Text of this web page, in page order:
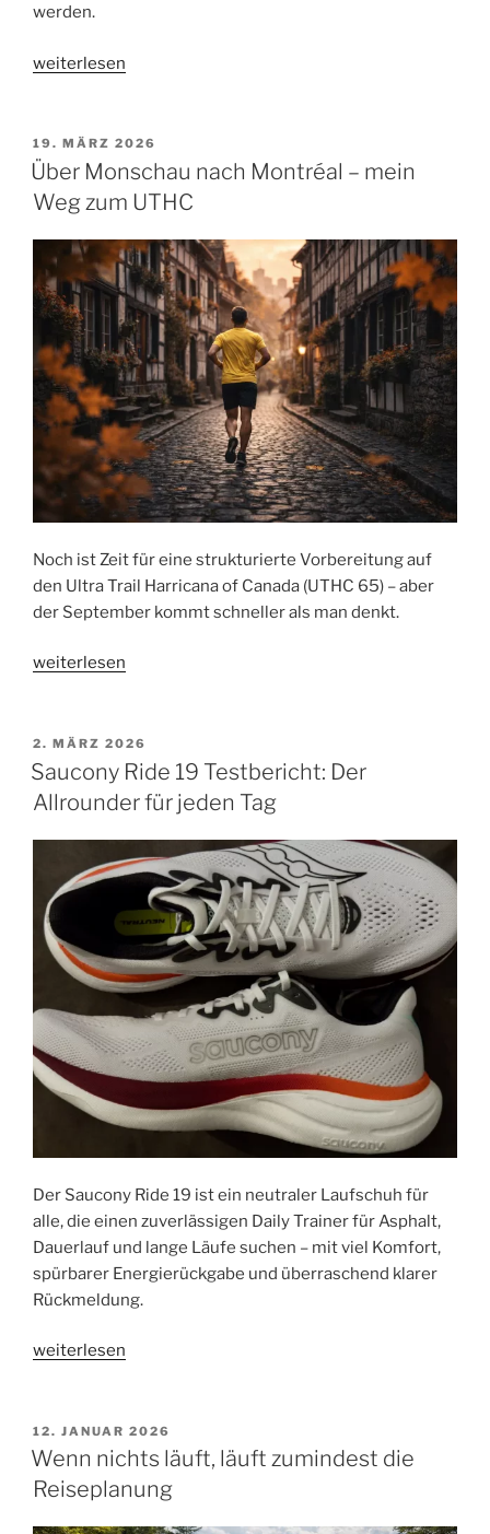
werden.
„Hier
KI:
Der
ChatGPT-
Laufcoach
und
sein
Plan
den
UTHC“
weiterlesen
VERÖFFENTLICHT
AM
19. MÄRZ 2026
Über Monschau nach Montréal – mein
Weg zum UTHC
Noch ist Zeit für eine strukturierte Vorbereitung auf
den Ultra Trail Harricana of Canada (UTHC 65) – aber
der September kommt schneller als man denkt.
„Über
Montréal
–
mein
zum
UTHC“
weiterlesen
VERÖFFENTLICHT
AM
2. MÄRZ 2026
Saucony Ride 19 Testbericht: Der
Allrounder für jeden Tag
Der Saucony Ride 19 ist ein neutraler Laufschuh für
alle, die einen zuverlässigen Daily Trainer für Asphalt,
Dauerlauf und lange Läufe suchen – mit viel Komfort,
spürbarer Energierückgabe und überraschend klarer
Rückmeldung.
„Saucony
Testbericht:
Der
Allrounder
weiterlesen
VERÖFFENTLICHT
AM
12. JANUAR 2026
Wenn nichts läuft, läuft zumindest die
Reiseplanung